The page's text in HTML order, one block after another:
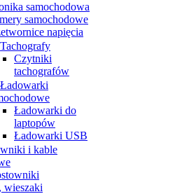
samochodowa
samochodowe
napięcia
Tachografy
Czytniki
tachografów
Ładowarki
Ładowarki do
laptopów
Ładowarki USB
i kable
wieszaki